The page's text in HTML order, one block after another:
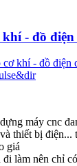
- đồ điện
khí - đồ điện
máy cnc
thiết bị điện...
giá
làm nên chỉ